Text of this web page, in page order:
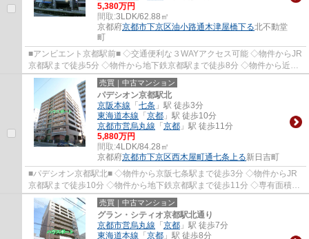
5,380万円
間取:3LDK/62.88㎡
京都府京都市下京区油小路通木津屋橋下る北不動堂
町
■アンビエント京都駅前■ ◇交通便利な３WAYアクセス可能 ◇物件からJR
京都駅まで徒歩5分 ◇物件から地下鉄京都駅まで徒歩8分 ◇物件から近鉄
京都駅まで徒歩11分
売買｜中古マンション
パデシオン京都駅北
京阪本線 「七条 」駅 徒歩3分
東海道本線 「京都 」駅 徒歩10分
京都市営烏丸線 「京都 」駅 徒歩11分
5,880万円
間取:4LDK/84.28㎡
京都府京都市下京区西木屋町通七条上る新日吉町
■パデシオン京都駅北■ ◇物件から京阪七条駅まで徒歩3分 ◇物件からJR
京都駅まで徒歩10分 ◇物件から地下鉄京都駅まで徒歩11分 ◇専有面積
84.28㎡ ゆとりの4LDK ◇角部屋につき通風 採光良...
売買｜中古マンション
グラン・シティオ京都駅北通り
京都市営烏丸線 「京都 」駅 徒歩7分
東海道本線 「京都 」駅 徒歩8分